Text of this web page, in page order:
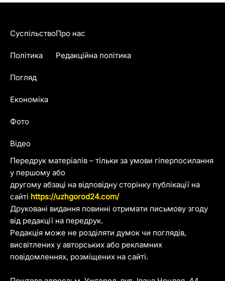
Передрук матеріалів – тільки за умови гіперпосилання
у першому або
другому абзаці на відповідну сторінку публікації на
сайті https://uzhgorod24.com/
Друковані видання повинні отримати письмову згоду
від редакції на передрук.
Редакція може не розділяти думок чи поглядів,
висвітлених у авторських або рекламних
повідомленнях, розміщених на сайті.
Суспільство
Політика
Погляд
Економіка
Фото
Відео
Про нас
Редакційна політика